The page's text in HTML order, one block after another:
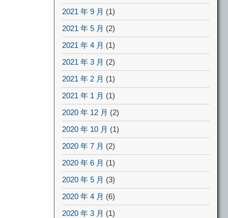
2021 年 9 月 (1)
2021 年 5 月 (2)
2021 年 4 月 (1)
2021 年 3 月 (2)
2021 年 2 月 (1)
2021 年 1 月 (1)
2020 年 12 月 (2)
2020 年 10 月 (1)
2020 年 7 月 (2)
2020 年 6 月 (1)
2020 年 5 月 (3)
2020 年 4 月 (6)
2020 年 3 月 (1)